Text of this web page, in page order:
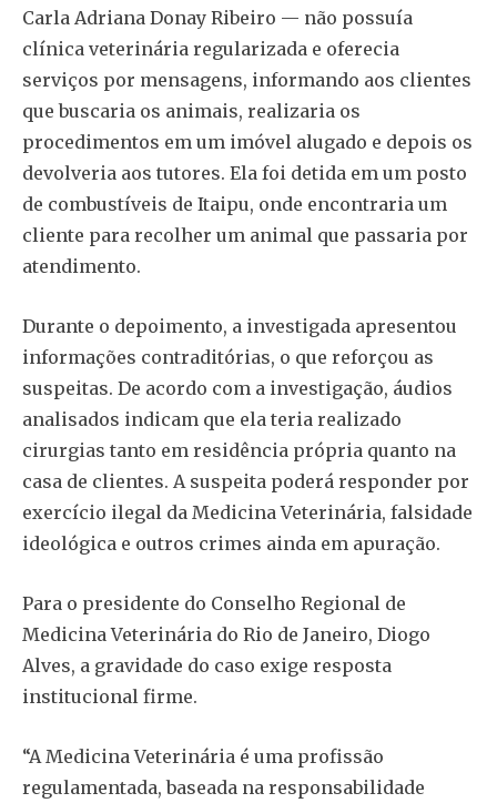
Carla Adriana Donay Ribeiro — não possuía
clínica veterinária regularizada e oferecia
serviços por mensagens, informando aos clientes
que buscaria os animais, realizaria os
procedimentos em um imóvel alugado e depois os
devolveria aos tutores. Ela foi detida em um posto
de combustíveis de Itaipu, onde encontraria um
cliente para recolher um animal que passaria por
atendimento.
Durante o depoimento, a investigada apresentou
informações contraditórias, o que reforçou as
suspeitas. De acordo com a investigação, áudios
analisados indicam que ela teria realizado
cirurgias tanto em residência própria quanto na
casa de clientes. A suspeita poderá responder por
exercício ilegal da Medicina Veterinária, falsidade
ideológica e outros crimes ainda em apuração.
Para o presidente do Conselho Regional de
Medicina Veterinária do Rio de Janeiro, Diogo
Alves, a gravidade do caso exige resposta
institucional firme.
“A Medicina Veterinária é uma profissão
regulamentada, baseada na responsabilidade